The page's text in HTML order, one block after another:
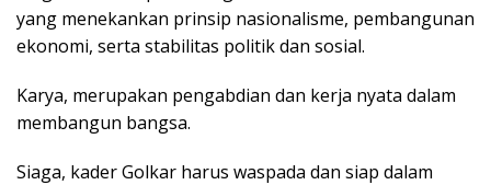
yang menekankan prinsip nasionalisme, pembangunan
ekonomi, serta stabilitas politik dan sosial.
Karya, merupakan pengabdian dan kerja nyata dalam
membangun bangsa.
Siaga, kader Golkar harus waspada dan siap dalam